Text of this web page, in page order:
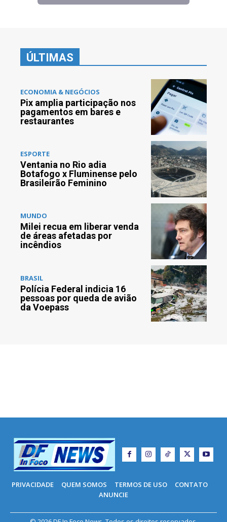
ÚLTIMAS
ECONOMIA & NEGÓCIOS
Pix amplia participação nos
pagamentos em bares e
restaurantes
ESPORTE
Ventania no Rio adia
Botafogo x Fluminense pelo
Brasileirão Feminino
MUNDO
Milei recua em liberar venda
de áreas afetadas por
incêndios
BRASIL
Polícia Federal indicia 16
pessoas por queda de avião
da Voepass
PRIVACIDADE QUEM SOMOS TERMOS DE USO
CONTATO
ANUNCIE